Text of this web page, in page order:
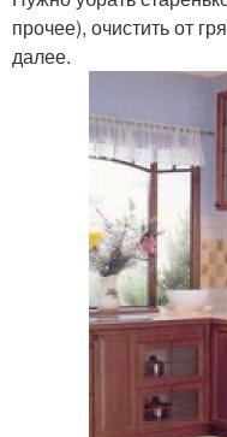
прочее), очистить от
далее.